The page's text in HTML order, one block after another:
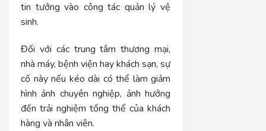
tin tưởng vào công tác quản lý vệ
sinh.
Đối với các trung tâm thương mại,
nhà máy, bệnh viện hay khách sạn, sự
cố này nếu kéo dài có thể làm giảm
hình ảnh chuyên nghiệp, ảnh hưởng
đến trải nghiệm tổng thể của khách
hàng và nhân viên.